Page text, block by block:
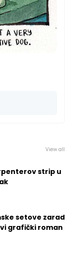
View all
strip u
setove zarad
grafički roman